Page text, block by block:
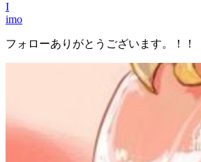
I
imo
フォローありがとうございます。！！